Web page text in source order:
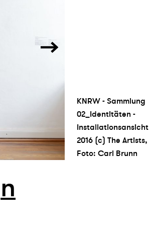
KNRW - Sammlung
02_Identitäten -
Installationsansicht
2016 (c) The Artists,
Foto: Carl Brunn
n